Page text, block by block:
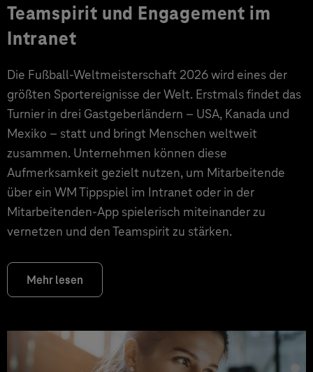
Teamspirit und Engagement im
Intranet
Die Fußball-Weltmeisterschaft 2026 wird eines der
größten Sportereignisse der Welt. Erstmals findet das
Turnier in drei Gastgeberländern – USA, Kanada und
Mexiko – statt und bringt Menschen weltweit
zusammen. Unternehmen können diese
Aufmerksamkeit gezielt nutzen, um Mitarbeitende
über ein WM Tippspiel im Intranet oder in der
Mitarbeitenden-App spielerisch miteinander zu
vernetzen und den Teamspirit zu stärken.
Mehr lesen